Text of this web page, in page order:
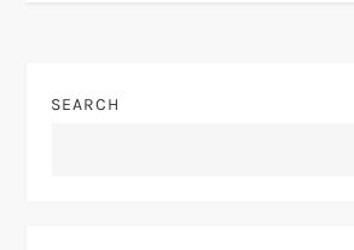
v
SEARCH